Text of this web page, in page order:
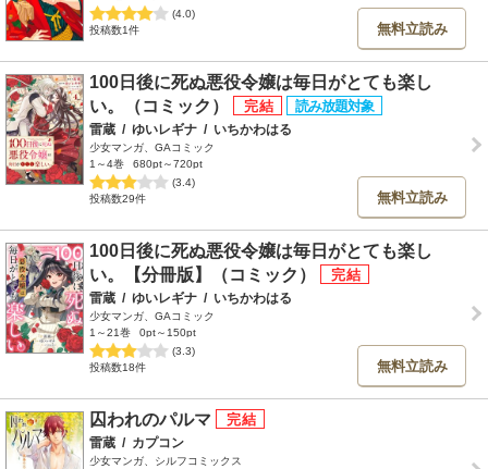
(4.0)
投稿数1件
無料立読み
100日後に死ぬ悪役令嬢は毎日がとても楽し
い。（コミック）
雷蔵 / ゆいレギナ / いちかわはる
少女マンガ、GAコミック
1～4巻
680pt～720pt
(3.4)
投稿数29件
無料立読み
100日後に死ぬ悪役令嬢は毎日がとても楽し
い。【分冊版】（コミック）
雷蔵 / ゆいレギナ / いちかわはる
少女マンガ、GAコミック
1～21巻
0pt～150pt
(3.3)
投稿数18件
無料立読み
囚われのパルマ
雷蔵 / カプコン
少女マンガ、シルフコミックス